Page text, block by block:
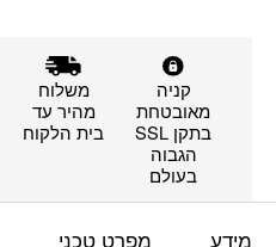
קניה
מאובטחת
בתקן SSL
הגבוה
בעולם
משלוח
מהיר עד
בית הלקוח
מידע מפרט טכני